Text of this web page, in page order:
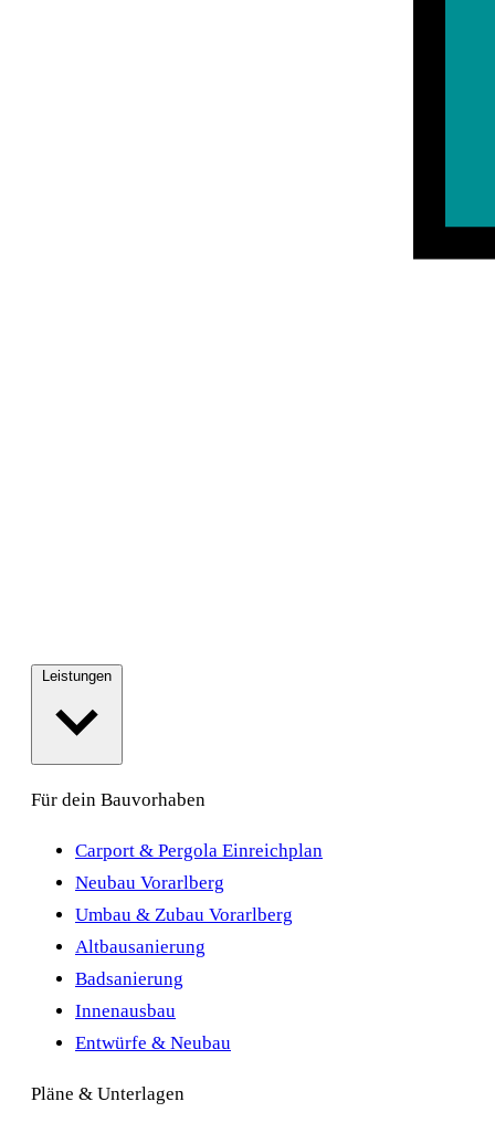
Für dein Bauvorhaben
Carport & Pergola Einreichplan
Neubau Vorarlberg
Umbau & Zubau Vorarlberg
Altbausanierung
Badsanierung
Innenausbau
Entwürfe & Neubau
Pläne & Unterlagen